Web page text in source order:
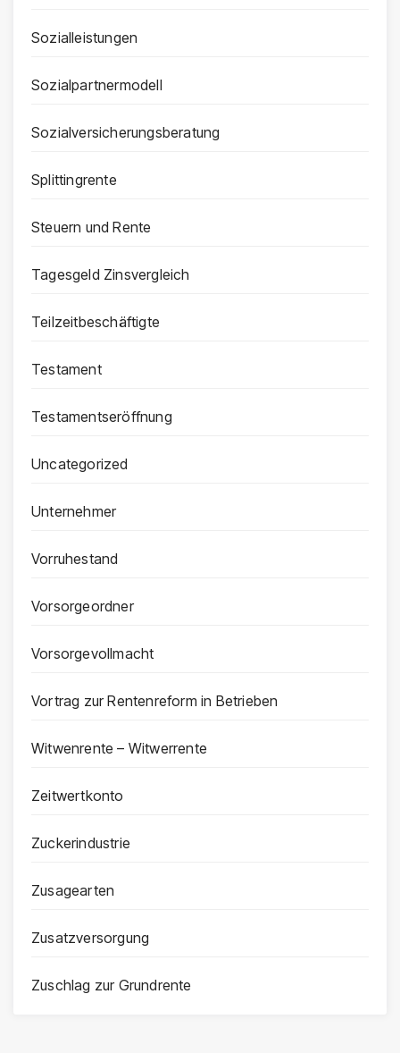
Sozialleistungen
Sozialpartnermodell
Sozialversicherungsberatung
Splittingrente
Steuern und Rente
Tagesgeld Zinsvergleich
Teilzeitbeschäftigte
Testament
Testamentseröffnung
Uncategorized
Unternehmer
Vorruhestand
Vorsorgeordner
Vorsorgevollmacht
Vortrag zur Rentenreform in Betrieben
Witwenrente – Witwerrente
Zeitwertkonto
Zuckerindustrie
Zusagearten
Zusatzversorgung
Zuschlag zur Grundrente